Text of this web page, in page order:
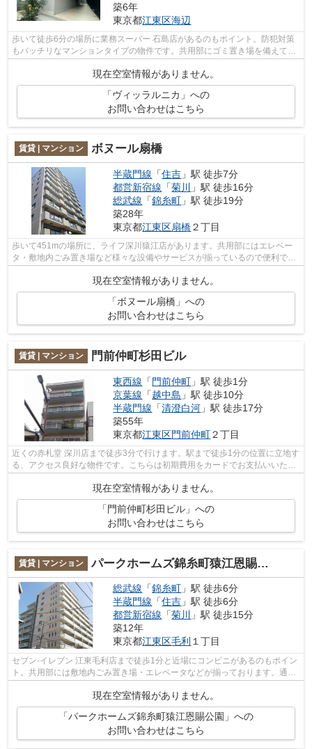
築6年
東京都江東区海辺
歩いて徒歩6分の場所に業務スーパー 石島店があるのもポイント。防犯対策
もバッチリなマンションタイプの物件です。共用部にゴミ置き場を備えてい
るので、外部の人にごみを見られたり...
現在空室情報がありません。
「ヴィッラルニカ」への
お問い合わせはこちら
賃貸 | マンション ボヌール扇橋
半蔵門線 「住吉 」駅 徒歩7分
都営新宿線 「菊川
」駅 徒歩16分
総武線 「錦糸町 」駅 徒歩19分
築28年
東京都江東区扇橋２丁目
歩いて451mの場所に、ライフ深川猿江店があります。共用部にはエレベー
タ・敷地内ごみ置き場など様々な設備やサービスが揃っているので便利で
現在空室情報がありません。
「ボヌール扇橋」への
お問い合わせはこちら
賃貸 | マンション 門前仲町杉田ビル
東西線 「 門前仲町 」駅 徒歩1分
京葉線 「越中島 」駅 徒歩10分
半蔵門線 「清澄白河 」駅 徒歩17分
築55年
東京都江東区門前仲町２丁目
近くの赤札堂 深川店まで徒歩3分で行けます。駅まで徒歩1分の位置に立地す
る、アクセス良好な物件です。こちらは初期費用をカードでお支払いいただ
現在空室情報がありません。
「門前仲町杉田ビル」への
お問い合わせはこちら
賃貸 | マンション パークホームズ錦糸町猿江恩賜公園
総武線 「錦糸町 」駅 徒歩6分
半蔵門線 「住吉 」駅 徒歩6分
都営新宿線 「菊川
」駅 徒歩15分
築12年
東京都江東区毛利 １丁目
セブン‐イレブン 江東毛利店まで徒歩1分と近場にコンビニがあるのもポイン
ト。共用部には敷地内ごみ置き場・エレベータなどが揃っております。通風
現在空室情報がありません。
「パークホームズ錦糸町猿江恩賜公園」への
お問い合わせはこちら